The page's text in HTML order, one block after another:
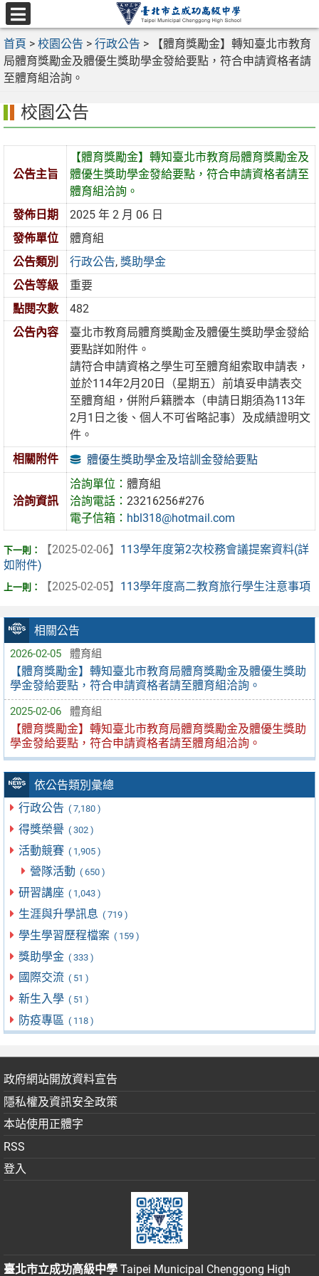
跳
至
主
要
內
選
單
首頁 > 校園公告 > 行政公告 >
【體育獎勵金】轉知臺北市教育
局體育獎勵金及體優生獎助學金發給要點，符合申請資格者請
至體育組洽詢。
相關公告
2026-02-05 體育組
【體育獎勵金】轉知臺北市教育局體育獎勵金及體優生獎助
學金發給要點，符合申請資格者請至體育組洽詢。
2025-02-06 體育組
【體育獎勵金】轉知臺北市教育局體育獎勵金及體優生獎助
學金發給要點，符合申請資格者請至體育組洽詢。
依公告類別彙總
行政公告 ( 7,180 )
得獎榮譽 ( 302 )
活動競賽 ( 1,905 )
營隊活動 ( 650 )
研習講座 ( 1,043 )
生涯與升學訊息 ( 719 )
學生學習歷程檔案 ( 159 )
獎助學金 ( 333 )
國際交流 ( 51 )
新生入學 ( 51 )
防疫專區 ( 118 )
校園公告
公告主旨
【體育獎勵金】轉知臺北市教育局體育獎勵金及
體優生獎助學金發給要點，符合申請資格者請至
體育組洽詢。
發佈日期
2025 年 2 月 06 日
發佈單位
體育組
公告類別
行政公告,獎助學金
公告等級
重要
點閱次數
482
公告內容
臺北市教育局體育獎勵金及體優生獎助學金發給
要點詳如附件。
請符合申請資格之學生可至體育組索取申請表，
並於114年2月20日（星期五）前填妥申請表交
至體育組，併附戶籍謄本（申請日期須為113年
2月1日之後、個人不可省略記事）及成績證明文
件。
相關附件
體優生獎助學金及培訓金發給要點
洽詢資訊
洽詢單位：體育組
洽詢電話：23216256#276
電子信箱： hbl318@hotmail.com
【2025-02-06】 113學年度第2次校務會議提案資料(詳
如附件)
【2025-02-05】 113學年度高二教育旅行學生注意事項
政府網站開放資料宣告
隱私權及資訊安全政策
本站使用正體字
RSS
登入
臺北市立成功高級中學 Taipei Municipal Chenggong High